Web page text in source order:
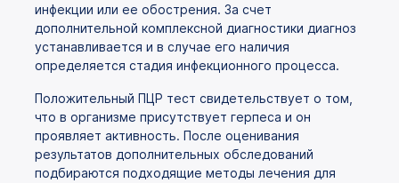
инфекции или ее обострения. За счет
дополнительной комплексной диагностики диагноз
устанавливается и в случае его наличия
определяется стадия инфекционного процесса.
Положительный ПЦР тест свидетельствует о том,
что в организме присутствует герпеса и он
проявляет активность. После оценивания
результатов дополнительных обследований
подбираются подходящие методы лечения для